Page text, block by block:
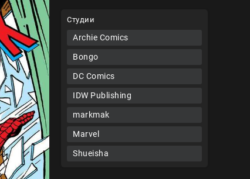
Студии
Archie Comics
Bongo
DC Comics
IDW Publishing
markmak
Marvel
Shueisha